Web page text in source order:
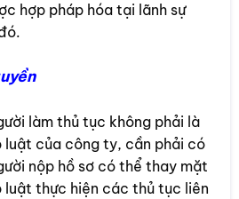
hợp pháp hóa tại lãnh sự
làm thủ tục không phải là
luật của công ty, cần phải có
nộp hồ sơ có thể thay mặt
luật thực hiện các thủ tục liên